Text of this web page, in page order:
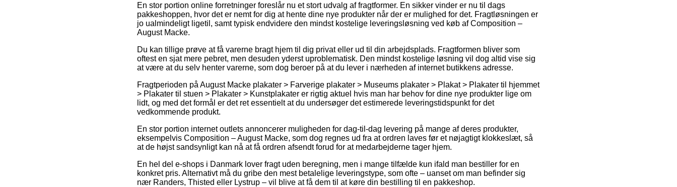
En stor portion online forretninger foreslår nu et stort udvalg af fragtformer. En sikker vinder er nu til dags
pakkeshoppen, hvor det er nemt for dig at hente dine nye produkter når der er mulighed for det. Fragtløsningen er
jo ualmindeligt ligetil, samt typisk endvidere den mindst kostelige leveringsløsning ved køb af Composition –
August Macke.
Du kan tillige prøve at få varerne bragt hjem til dig privat eller ud til din arbejdsplads. Fragtformen bliver som
oftest en sjat mere pebret, men desuden yderst uproblematisk. Den mindst kostelige løsning vil dog altid vise sig
at være at du selv henter varerne, som dog beroer på at du lever i nærheden af internet butikkens adresse.
Fragtperioden på August Macke plakater > Farverige plakater > Museums plakater > Plakat > Plakater til hjemmet
> Plakater til stuen > Plakater > Kunstplakater er rigtig aktuel hvis man har behov for dine nye produkter lige om
lidt, og med det formål er det ret essentielt at du undersøger det estimerede leveringstidspunkt for det
vedkommende produkt.
En stor portion internet outlets annoncerer muligheden for dag-til-dag levering på mange af deres produkter,
eksempelvis Composition – August Macke, som dog regnes ud fra at ordren laves før et nøjagtigt klokkeslæt, så
at de højst sandsynligt kan nå at få ordren afsendt forud for at medarbejderne tager hjem.
En hel del e-shops i Danmark lover fragt uden beregning, men i mange tilfælde kun ifald man bestiller for en
konkret pris. Alternativt må du gribe den mest betalelige leveringstype, som ofte – uanset om man befinder sig
nær Randers, Thisted eller Lystrup – vil blive at få dem til at køre din bestilling til en pakkeshop.